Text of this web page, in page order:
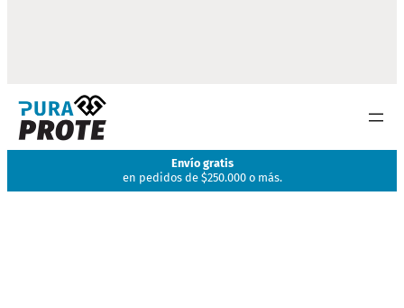
en pedidos de $250.000 o más.